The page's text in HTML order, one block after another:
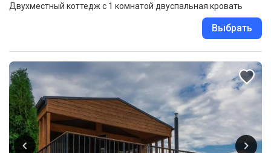
Двухместный коттедж c 1 комнатой двуспальная кровать
Выбрать